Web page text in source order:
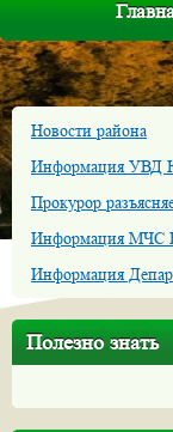
Новости района
Информация
Прокурор
Информация
Информация
Полезно знать